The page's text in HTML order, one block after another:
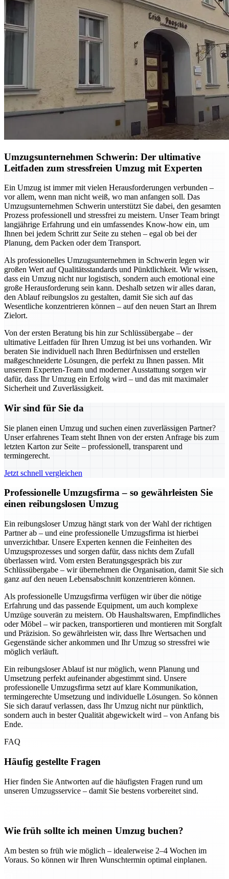
Umzugsunternehmen Schwerin: Der ultimative
Leitfaden zum stressfreien Umzug mit Experten
Ein Umzug ist immer mit vielen Herausforderungen verbunden –
vor allem, wenn man nicht weiß, wo man anfangen soll. Das
Umzugsunternehmen Schwerin unterstützt Sie dabei, den gesamten
Prozess professionell und stressfrei zu meistern. Unser Team bringt
langjährige Erfahrung und ein umfassendes Know-how ein, um
Ihnen bei jedem Schritt zur Seite zu stehen – egal ob bei der
Planung, dem Packen oder dem Transport.
Als professionelles Umzugsunternehmen in Schwerin legen wir
großen Wert auf Qualitätsstandards und Pünktlichkeit. Wir wissen,
dass ein Umzug nicht nur logistisch, sondern auch emotional eine
große Herausforderung sein kann. Deshalb setzen wir alles daran,
den Ablauf reibungslos zu gestalten, damit Sie sich auf das
Wesentliche konzentrieren können – auf den neuen Start an Ihrem
Zielort.
Von der ersten Beratung bis hin zur Schlüssübergabe – der
ultimative Leitfaden für Ihren Umzug ist bei uns vorhanden. Wir
beraten Sie individuell nach Ihren Bedürfnissen und erstellen
maßgeschneiderte Lösungen, die perfekt zu Ihnen passen. Mit
unserem Experten-Team und moderner Ausstattung sorgen wir
dafür, dass Ihr Umzug ein Erfolg wird – und das mit maximaler
Sicherheit und Zuverlässigkeit.
Wir sind für Sie da
Sie planen einen Umzug und suchen einen zuverlässigen Partner?
Unser erfahrenes Team steht Ihnen von der ersten Anfrage bis zum
letzten Karton zur Seite – professionell, transparent und
termingerecht.
Jetzt schnell vergleichen
Professionelle Umzugsfirma – so gewährleisten Sie
einen reibungslosen Umzug
Ein reibungsloser Umzug hängt stark von der Wahl der richtigen
Partner ab – und eine professionelle Umzugsfirma ist hierbei
unverzichtbar. Unsere Experten kennen die Feinheiten des
Umzugsprozesses und sorgen dafür, dass nichts dem Zufall
überlassen wird. Vom ersten Beratungsgespräch bis zur
Schlüssübergabe – wir übernehmen die Organisation, damit Sie sich
ganz auf den neuen Lebensabschnitt konzentrieren können.
Als professionelle Umzugsfirma verfügen wir über die nötige
Erfahrung und das passende Equipment, um auch komplexe
Umzüge souverän zu meistern. Ob Haushaltswaren, Empfindliches
oder Möbel – wir packen, transportieren und montieren mit Sorgfalt
und Präzision. So gewährleisten wir, dass Ihre Wertsachen und
Gegenstände sicher ankommen und Ihr Umzug so stressfrei wie
möglich verläuft.
Ein reibungsloser Ablauf ist nur möglich, wenn Planung und
Umsetzung perfekt aufeinander abgestimmt sind. Unsere
professionelle Umzugsfirma setzt auf klare Kommunikation,
termingerechte Umsetzung und individuelle Lösungen. So können
Sie sich darauf verlassen, dass Ihr Umzug nicht nur pünktlich,
sondern auch in bester Qualität abgewickelt wird – von Anfang bis
Ende.
FAQ
Häufig gestellte Fragen
Hier finden Sie Antworten auf die häufigsten Fragen rund um
unseren Umzugsservice – damit Sie bestens vorbereitet sind.
Wie früh sollte ich meinen Umzug buchen?
Am besten so früh wie möglich – idealerweise 2–4 Wochen im
Voraus. So können wir Ihren Wunschtermin optimal einplanen.